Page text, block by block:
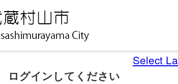
Select
ログインしてください